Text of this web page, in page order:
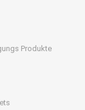
Produkte